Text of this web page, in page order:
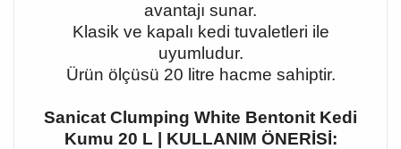
avantajı sunar.
Klasik ve kapalı kedi tuvaletleri ile
uyumludur.
Ürün ölçüsü 20 litre hacme sahiptir.
Sanicat Clumping White Bentonit Kedi
Kumu 20 L | KULLANIM ÖNERİSİ: